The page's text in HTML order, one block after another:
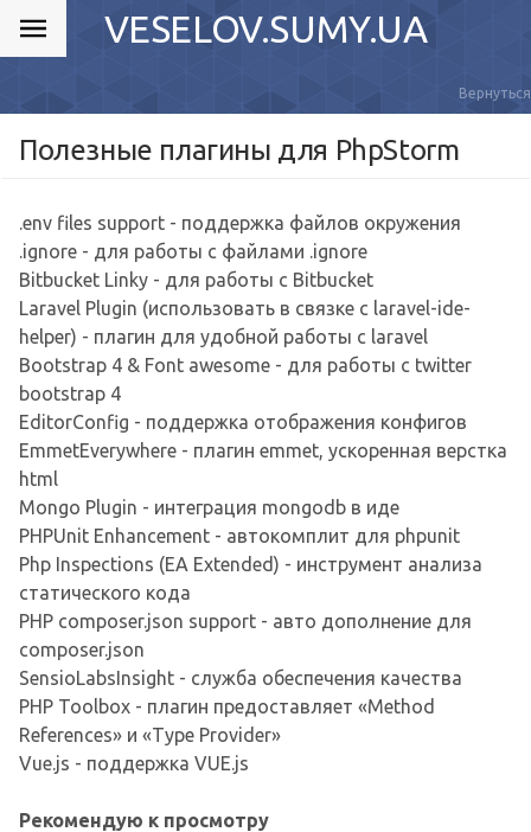
VESELOV.SUMY.UA
Вернуться
Полезные плагины для PhpStorm
.env files support - поддержка файлов окружения
.ignore - для работы с файлами .ignore
Bitbucket Linky - для работы с Bitbucket
Laravel Plugin (использовать в связке с laravel-ide-
helper) - плагин для удобной работы с laravel
Bootstrap 4 & Font awesome - для работы с twitter
bootstrap 4
EditorConfig - поддержка отображения конфигов
EmmetEverywhere - плагин emmet, ускоренная верстка
html
Mongo Plugin - интеграция mongodb в иде
PHPUnit Enhancement - автокомплит для phpunit
Php Inspections (EA Extended) - инструмент анализа
статического кода
PHP composer.json support - авто дополнение для
composer.json
SensioLabsInsight - служба обеспечения качества
PHP Toolbox - плагин предоставляет «Method
References» и «Type Provider»
Vue.js - поддержка VUE.js
Рекомендую к просмотру